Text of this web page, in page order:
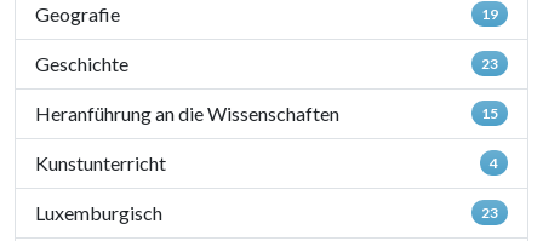
Geografie 19
Geschichte 23
Heranführung an die Wissenschaften 15
Kunstunterricht 4
Luxemburgisch 23